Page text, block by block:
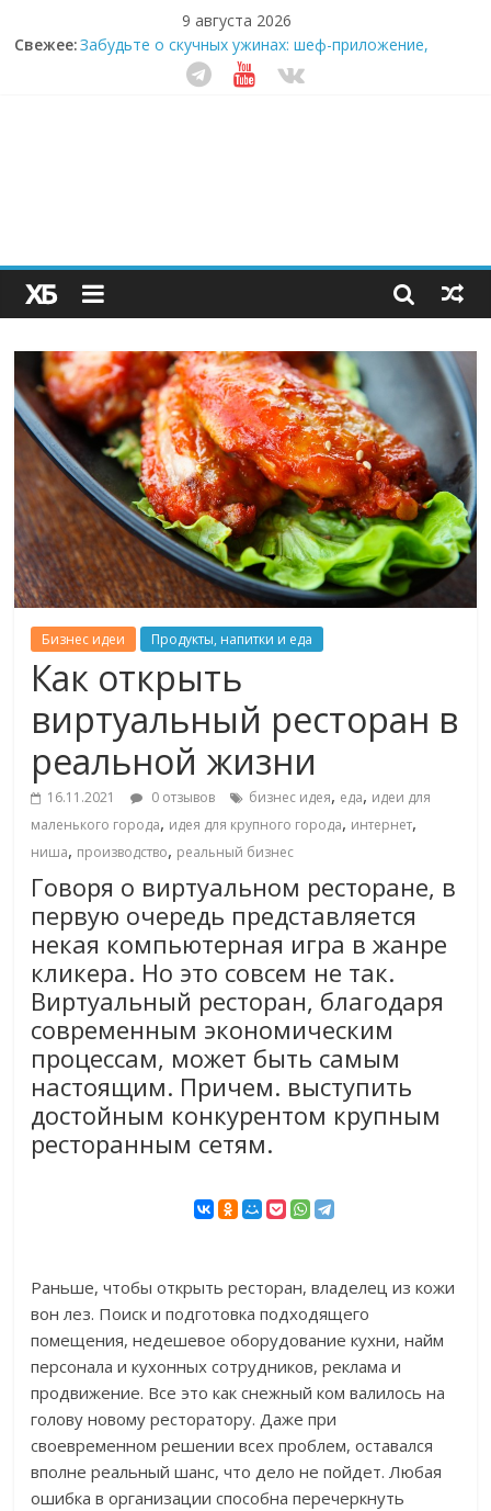
9 августа 2026
Свежее:Забудьте о скучных ужинах: шеф-приложение,
которое видит вашу еду насквозь
Небо зовёт: как бизнес на полётах дронов и
Секрет супергидратации: почему кокосовая вода с
пребиотиками становится главным трендом
здорового питания
Бизнес идеи Продукты, напитки и еда
Как открыть
виртуальный ресторан в
реальной жизни
16.11.2021 0 отзывов бизнес идея, еда, идеи для
маленького города, идея для крупного города, интернет,
ниша, производство, реальный бизнес
Говоря о виртуальном ресторане, в
первую очередь представляется
некая компьютерная игра в жанре
кликера. Но это совсем не так.
Виртуальный ресторан, благодаря
современным экономическим
процессам, может быть самым
настоящим. Причем. выступить
достойным конкурентом крупным
ресторанным сетям.
Раньше, чтобы открыть ресторан, владелец из кожи
вон лез. Поиск и подготовка подходящего
помещения, недешевое оборудование кухни, найм
персонала и кухонных сотрудников, реклама и
продвижение. Все это как снежный ком валилось на
голову новому ресторатору. Даже при
своевременном решении всех проблем, оставался
вполне реальный шанс, что дело не пойдет. Любая
ошибка в организации способна перечеркнуть